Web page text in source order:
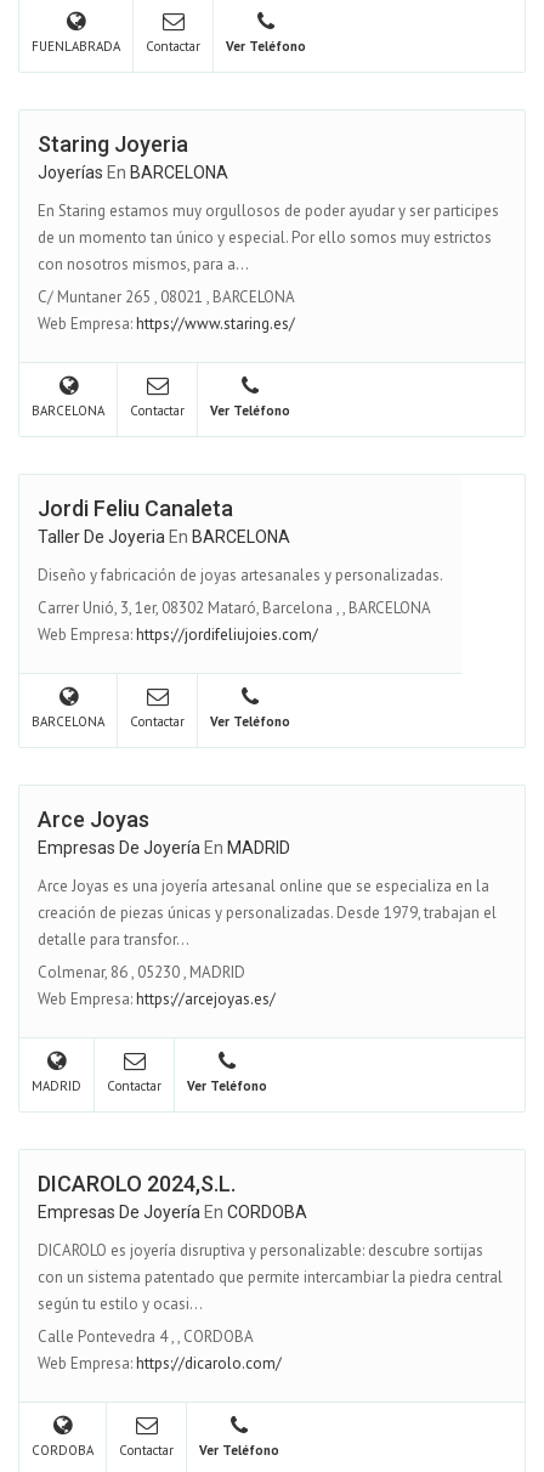
FUENLABRADA Contactar Ver Teléfono
Staring Joyeria
Joyerías En BARCELONA
En Staring estamos muy orgullosos de poder ayudar y ser participes
de un momento tan único y especial. Por ello somos muy estrictos
con nosotros mismos, para a...
C/ Muntaner 265 , 08021 , BARCELONA
Web Empresa:https://www.staring.es/
BARCELONA Contactar Ver Teléfono
Jordi Feliu Canaleta
Taller De Joyeria En BARCELONA
Diseño y fabricación de joyas artesanales y personalizadas.
Carrer Unió, 3, 1er, 08302 Mataró, Barcelona ,, BARCELONA
Web Empresa:https://jordifeliujoies.com/
BARCELONA Contactar Ver Teléfono
Arce Joyas
Empresas De Joyería En MADRID
Arce Joyas es una joyería artesanal online que se especializa en la
creación de piezas únicas y personalizadas. Desde 1979, trabajan el
detalle para transfor...
Colmenar, 86, 05230, MADRID
Web Empresa:https://arcejoyas.es/
MADRID Contactar Ver Teléfono
DICAROLO 2024,S.L.
Empresas De Joyería En CORDOBA
DICAROLO es joyería disruptiva y personalizable: descubre sortijas
con un sistema patentado que permite intercambiar la piedra central
según tu estilo y ocasi...
Calle Pontevedra 4,, CORDOBA
Web Empresa:https://dicarolo.com/
CORDOBA Contactar Ver Teléfono